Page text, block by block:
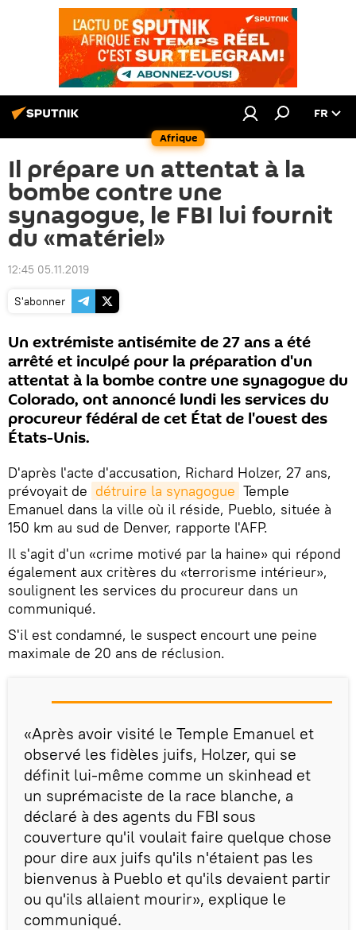
Afrique
FR
Il prépare un attentat à la
bombe contre une
synagogue, le FBI lui fournit
du «matériel»
12:45 05.11.2019
S'abonner
Un extrémiste antisémite de 27 ans a été
arrêté et inculpé pour la préparation d'un
attentat à la bombe contre une synagogue du
Colorado, ont annoncé lundi les services du
procureur fédéral de cet État de l'ouest des
États-Unis.
D'après l'acte d'accusation, Richard Holzer, 27 ans,
prévoyait de détruire la synagogue Temple
Emanuel dans la ville où il réside, Pueblo, située à
150 km au sud de Denver, rapporte l'AFP.
Il s'agit d'un «crime motivé par la haine» qui répond
également aux critères du «terrorisme intérieur»,
soulignent les services du procureur dans un
communiqué.
S'il est condamné, le suspect encourt une peine
maximale de 20 ans de réclusion.
«Après avoir visité le Temple Emanuel et
observé les fidèles juifs, Holzer, qui se
définit lui-même comme un skinhead et
un suprémaciste de la race blanche, a
déclaré à des agents du FBI sous
couverture qu'il voulait faire quelque chose
pour dire aux juifs qu'ils n'étaient pas les
bienvenus à Pueblo et qu'ils devaient partir
ou qu'ils allaient mourir», explique le
communiqué.